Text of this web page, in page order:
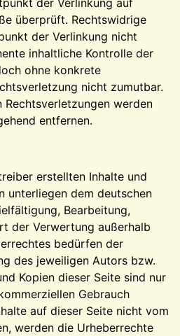
überprüft. Rechtswidrige
der Verlinkung nicht
inhaltliche Kontrolle der
ohne konkrete
nicht zumutbar.
Rechtsverletzungen werden
entfernen.
erstellten Inhalte und
unterliegen dem deutschen
Bearbeitung,
der Verwertung außerhalb
bedürfen der
des jeweiligen Autors bzw.
Kopien dieser Seite sind nur
Gebrauch
auf dieser Seite nicht vom
werden die Urheberrechte